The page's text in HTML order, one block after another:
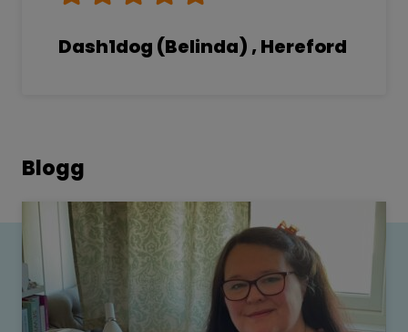
Dash1dog (Belinda) , Hereford
Blogg